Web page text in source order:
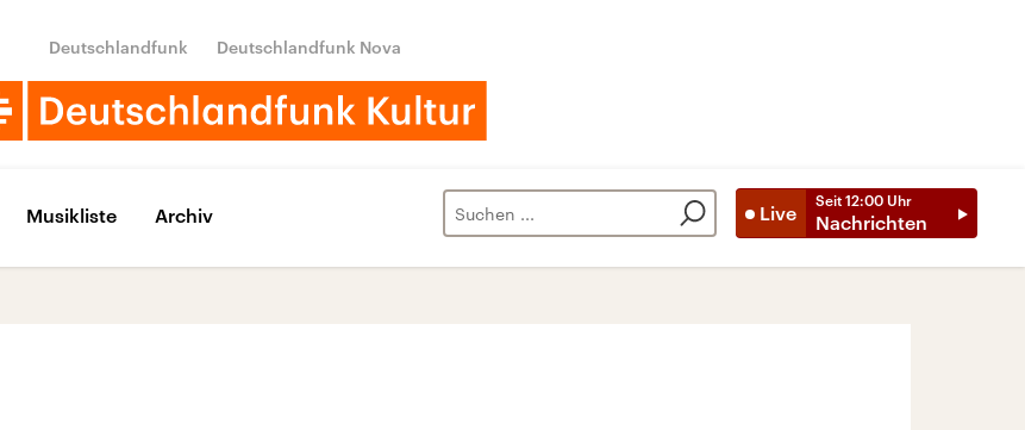
Deutschlandfunk Deutschlandfunk Nova
Live
Seit 12:00 Uhr
Nachrichten
Musikliste Archiv